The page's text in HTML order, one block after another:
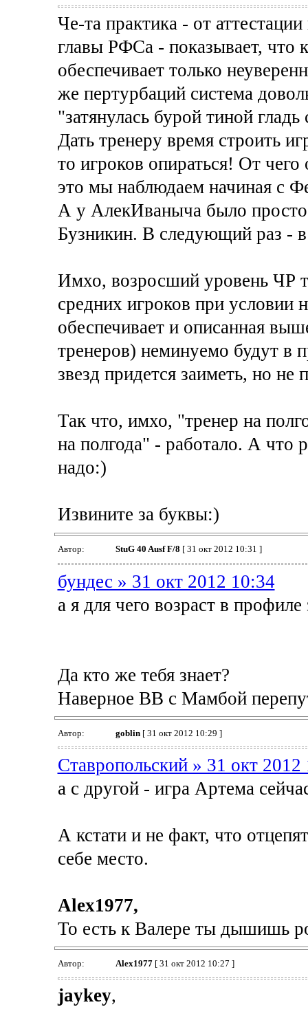
Че-та практика - от
главы РФСа - показывает, что
обеспечивает только
же пертурбаций система
"затянулась бурой тиной
Дать тренеру время строить
то игроков опираться! От
это мы наблюдаем начиная с
А у АлекИваныча было
Бузникин. В следующий раз -
Имхо, возросший уровень ЧР
средних игроков при условии
обеспечивает и описанная
тренеров) неминуемо будут в
звезд придется заиметь, но не
Так что, имхо, "тренер на
на полгода" - работало. А что
надо:)
Извините за буквы:)
Автор: StuG 40 Ausf F/8 [ 31 окт 2012 10:31 ]
бундес » 31 окт 2012 10:34
а я для чего возраст в
Да кто же тебя знает?
Наверное ВВ с Мамбой
Автор: goblin[ 31 окт 2012 10:29 ]
Ставропольский » 31 окт 2012
а с другой - игра Артема
А кстати и не факт, что
себе место.
Alex1977,
То есть к Валере ты дышишь
Автор: Alex1977[ 31 окт 2012 10:27 ]
jaykey,